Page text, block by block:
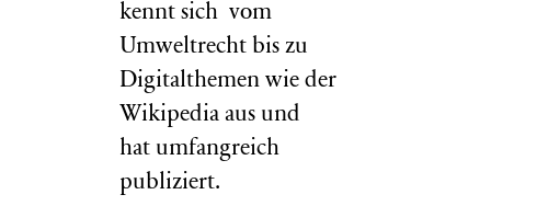
kennt sich vom
Umweltrecht bis zu
Digitalthemen wie der
Wikipedia aus und
hat umfangreich
publiziert.